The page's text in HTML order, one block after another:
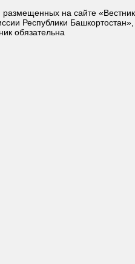
на сайте «Вестник
Республики Башкортостан»,
обязательна